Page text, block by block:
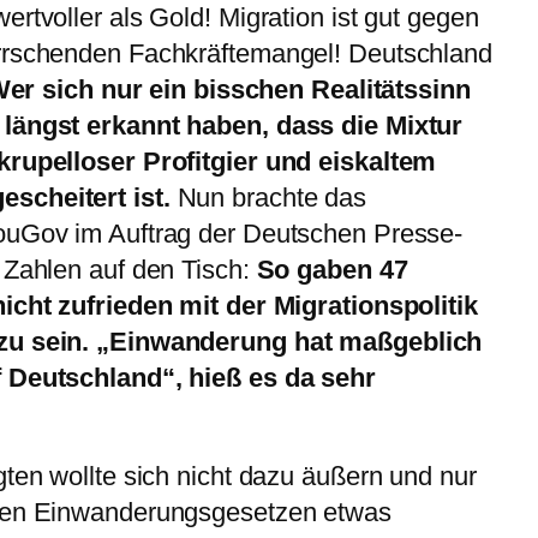
als Gold! Migration ist gut gegen
Fachkräftemangel! Deutschland
sich nur ein bisschen Realitätssinn
erkannt haben, dass die Mixtur
Profitgier und eiskaltem
ist. Nun brachte das
im Auftrag der Deutschen Presse-
auf den Tisch: So gaben 47
zufrieden mit der Migrationspolitik
sein. „Einwanderung hat maßgeblich
hieß es da sehr
wollte sich nicht dazu äußern und nur
Einwanderungsgesetzen etwas